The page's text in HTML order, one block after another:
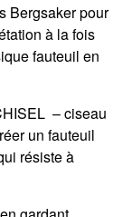
Bergsaker pour
à la fois
fauteuil en
– ciseau
un fauteuil
résiste à